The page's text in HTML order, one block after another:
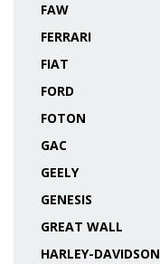
FAW
FERRARI
FIAT
FORD
FOTON
GAC
GEELY
GENESIS
GREAT WALL
HARLEY-DAVIDSON